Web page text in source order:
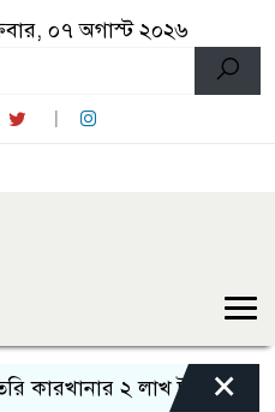
০৭ অগাস্ট ২০২৬
২ লাখ টাকা জরিমানা
×